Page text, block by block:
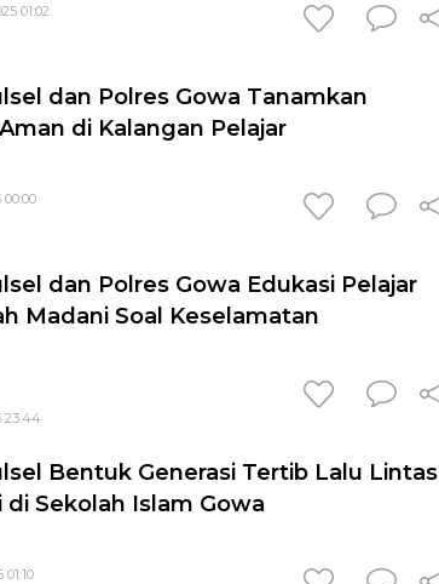
01:02
dan Polres Gowa Tanamkan
di Kalangan Pelajar
00:00
dan Polres Gowa Edukasi Pelajar
Madani Soal Keselamatan
23:44
Bentuk Generasi Tertib Lalu Lintas
Sekolah Islam Gowa